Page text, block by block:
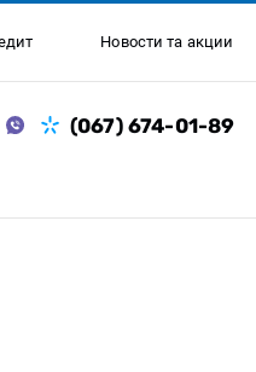
Новости та акции
(067) 674-01-89